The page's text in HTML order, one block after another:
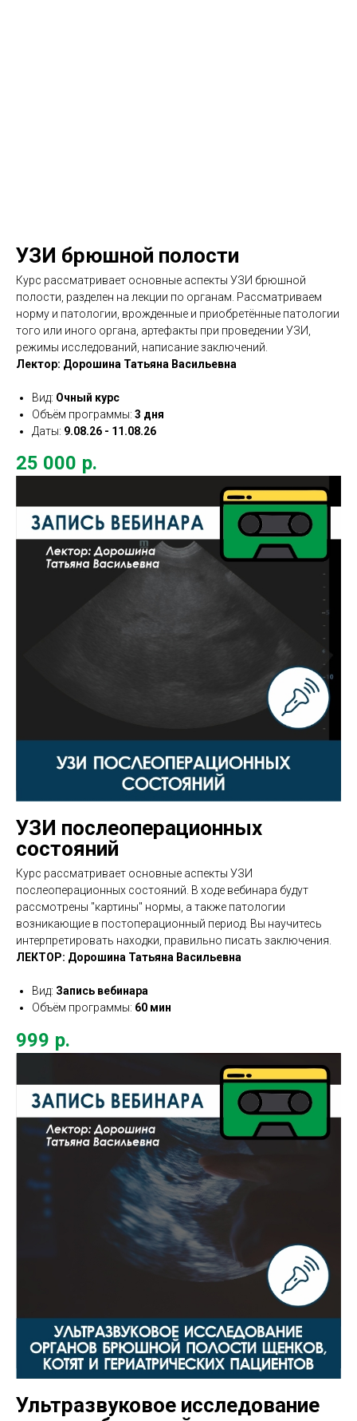
УЗИ брюшной полости
Курс рассматривает основные аспекты УЗИ брюшной
полости, разделен на лекции по органам. Рассматриваем
норму и патологии, врожденные и приобретённые патологии
того или иного органа, артефакты при проведении УЗИ,
режимы исследований, написание заключений.
Лектор: Дорошина Татьяна Васильевна
Вид: Очный курс
Объём программы: 3 дня
Даты: 9.08.26 - 11.08.26
25 000 р.
УЗИ послеоперационных
состояний
Курс рассматривает основные аспекты УЗИ
послеоперационных состояний. В ходе вебинара будут
рассмотрены "картины" нормы, а также патологии
возникающие в постоперационный период. Вы научитесь
интерпретировать находки, правильно писать заключения.
ЛЕКТОР: Дорошина Татьяна Васильевна
Вид: Запись вебинара
Объём программы: 60 мин
999 р.
Ультразвуковое исследование